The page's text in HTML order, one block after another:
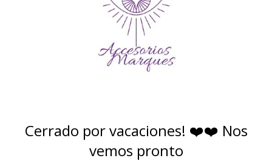
Cerrado por vacaciones! ❤️❤️ Nos
vemos pronto